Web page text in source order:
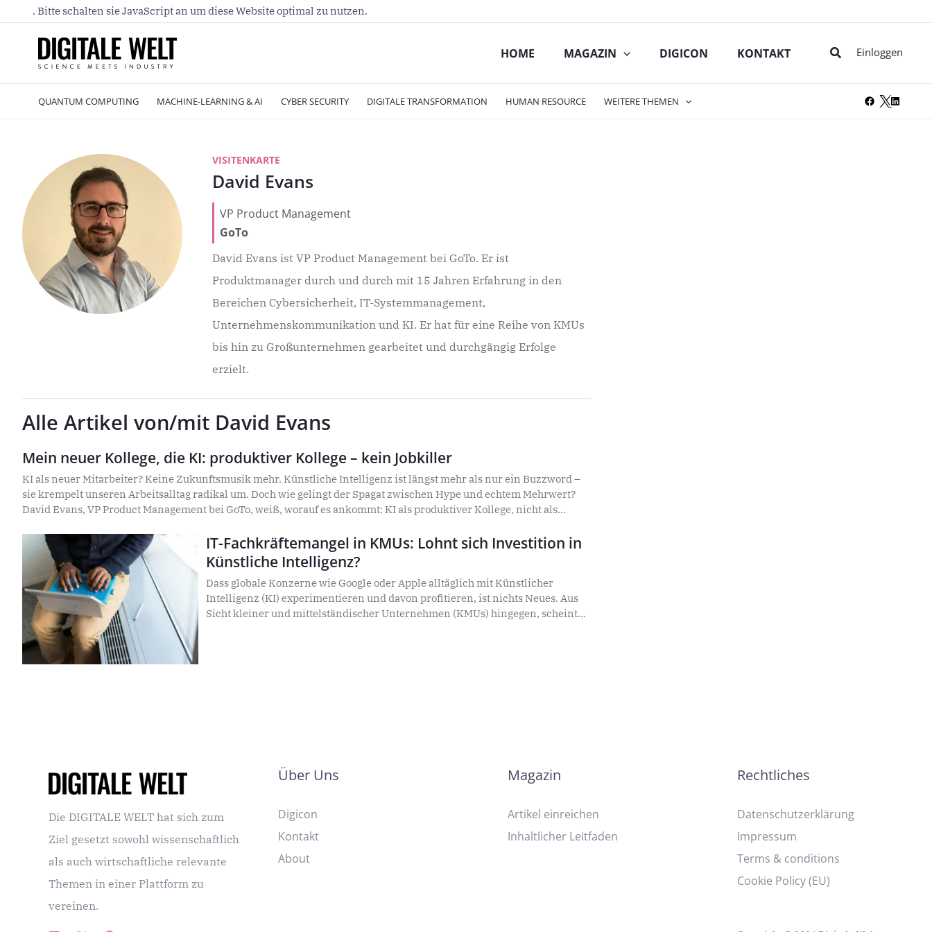
. Bitte schalten sie JavaScript an um diese Website optimal zu nutzen.
HOME MAGAZIN DIGICON KONTAKT SucheEinloggen
QUANTUM COMPUTING MACHINE-LEARNING & AI CYBER SECURITY DIGITALE TRANSFORMATION HUMAN RESOURCE WEITERE THEMEN
VISITENKARTE
David Evans
VP Product Management
GoTo
David Evans ist VP Product Management bei GoTo. Er ist
Produktmanager durch und durch mit 15 Jahren Erfahrung in den
Bereichen Cybersicherheit, IT-Systemmanagement,
Unternehmenskommunikation und KI. Er hat für eine Reihe von KMUs
bis hin zu Großunternehmen gearbeitet und durchgängig Erfolge
erzielt.
Alle Artikel von/mit David Evans
Mein neuer Kollege, die KI: produktiver Kollege – kein Jobkiller
KI als neuer Mitarbeiter? Keine Zukunftsmusik mehr. Künstliche Intelligenz ist längst mehr als nur ein Buzzword –
sie krempelt unseren Arbeitsalltag radikal um. Doch wie gelingt der Spagat zwischen Hype und echtem Mehrwert?
David Evans, VP Product Management bei GoTo, weiß, worauf es ankommt: KI als produktiver Kollege, nicht als
Zukunft von Mensch und Maschine. Wie Unternehmen KI sinnvoll und sicher einsetzen – und warum jetzt der
perfekte Zeitpunkt für den Wandel ist – erfahren Sie in diesem Interview.
IT-Fachkräftemangel in KMUs: Lohnt sich Investition in
Künstliche Intelligenz?
Dass globale Konzerne wie Google oder Apple alltäglich mit Künstlicher
Intelligenz (KI) experimentieren und davon profitieren, ist nichts Neues. Aus
Sicht kleiner und mittelständischer Unternehmen (KMUs) hingegen, scheint
Die DIGITALE WELT hat sich zum
Ziel gesetzt sowohl wissenschaftlich
als auch wirtschaftliche relevante
Themen in einer Plattform zu
vereinen.
Über Uns
Digicon
Kontakt
About
Magazin
Artikel einreichen
Inhaltlicher Leitfaden
Rechtliches
Datenschutzerklärung
Impressum
Terms & conditions
Cookie Policy (EU)